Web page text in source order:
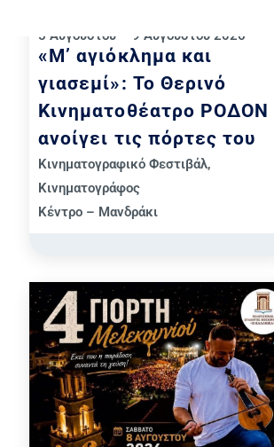
5 Αυγούστου – 9 Αυγούστου 2026
«Μ’ αγιόκλημα και
γιασεμί»: Το Θερινό
Κινηματοθέατρο ΡΟΔΟΝ
ανοίγει τις πόρτες του
Κινηματογραφικό Φεστιβάλ,
Κινηματογράφος
Κέντρο – Μανδράκι